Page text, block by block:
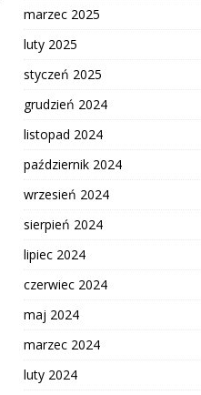
marzec 2025
luty 2025
styczeń 2025
grudzień 2024
listopad 2024
październik 2024
wrzesień 2024
sierpień 2024
lipiec 2024
czerwiec 2024
maj 2024
marzec 2024
luty 2024